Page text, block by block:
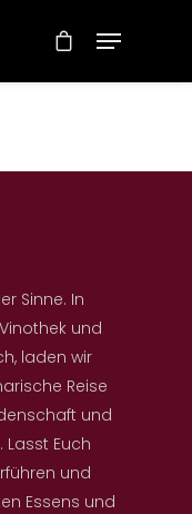
Sinne. In
und
laden wir
Reise
und
Euch
und
Essens und